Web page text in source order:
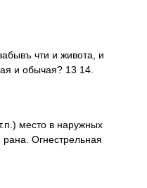
чти и живота, и
и обычая? 13 14.
место в наружных
рана. Огнестрельная